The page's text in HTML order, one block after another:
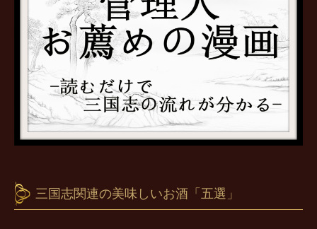
三国志関連の美味しいお酒「五選」